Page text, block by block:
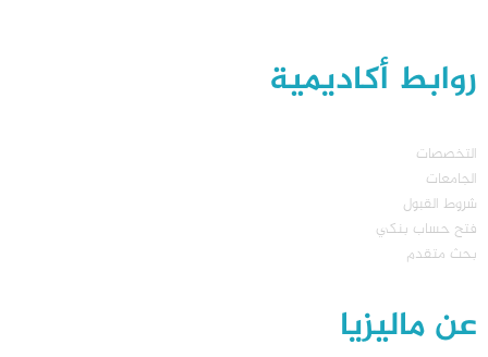
روابط أكاديمية
التخصصات
الجامعات
شروط القبول
فتح حساب بنكي
بحث متقدم
عن ماليزيا